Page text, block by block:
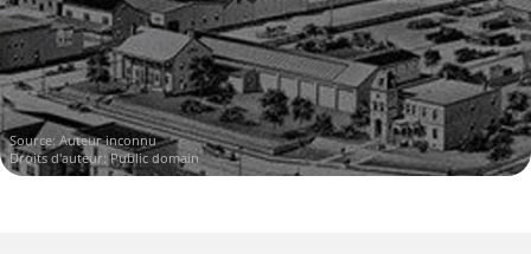
Source:Auteur inconnu
Droits d'auteur: Public domain